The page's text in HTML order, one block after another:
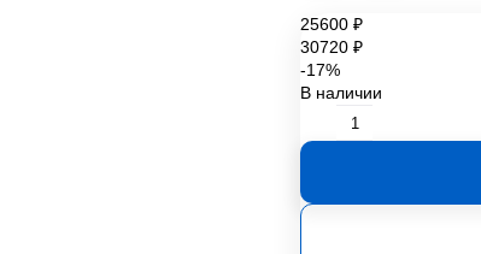
25600 ₽
30720 ₽
-17%
В наличии